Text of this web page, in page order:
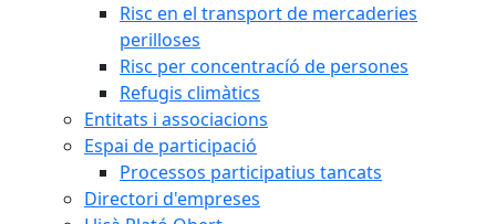
Risc en el transport de mercaderies
perilloses
Risc per concentracíó de persones
Refugis climàtics
Entitats i associacions
Espai de participació
Processos participatius tancats
Directori d'empreses